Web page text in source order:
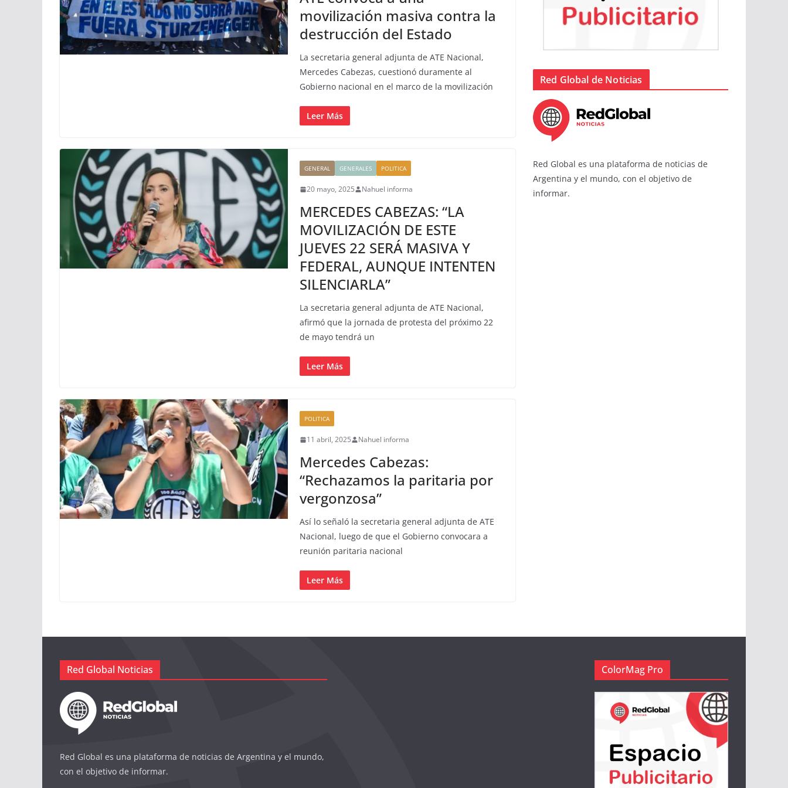
movilización masiva contra la
destrucción del Estado
La secretaria general adjunta de ATE Nacional,
Mercedes Cabezas, cuestionó duramente al
Gobierno nacional en el marco de la movilización
Leer Más
GENERAL GENERALES POLITICA
20 mayo, 2025 Nahuel informa
MERCEDES CABEZAS: “LA
MOVILIZACIÓN DE ESTE
JUEVES 22 SERÁ MASIVA Y
FEDERAL, AUNQUE INTENTEN
SILENCIARLA”
La secretaria general adjunta de ATE Nacional,
afirmó que la jornada de protesta del próximo 22
de mayo tendrá un
Leer Más
POLITICA
11 abril, 2025 Nahuel informa
Mercedes Cabezas:
“Rechazamos la paritaria por
vergonzosa”
Así lo señaló la secretaria general adjunta de ATE
Nacional, luego de que el Gobierno convocara a
reunión paritaria nacional
Leer Más
Red Global de Noticias
Red Global es una plataforma de noticias de
Argentina y el mundo, con el objetivo de
informar.
Red Global Noticias
Red Global es una plataforma de noticias de Argentina y el mundo,
con el objetivo de informar.
ColorMag Pro